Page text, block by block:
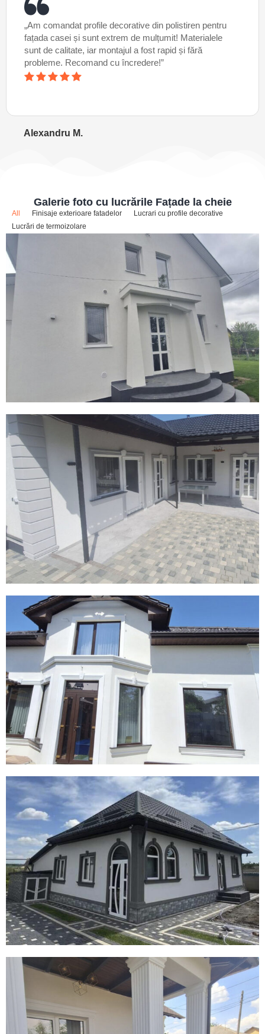
„Am comandat profile decorative din polistiren pentru
fațada casei și sunt extrem de mulțumit! Materialele
sunt de calitate, iar montajul a fost rapid și fără
probleme. Recomand cu încredere!”
Alexandru M.
Galerie foto cu lucrările Fațade la cheie
All Finisaje exterioare fatadelor
Lucrari cu profile decorative
Lucrări de termoizolare